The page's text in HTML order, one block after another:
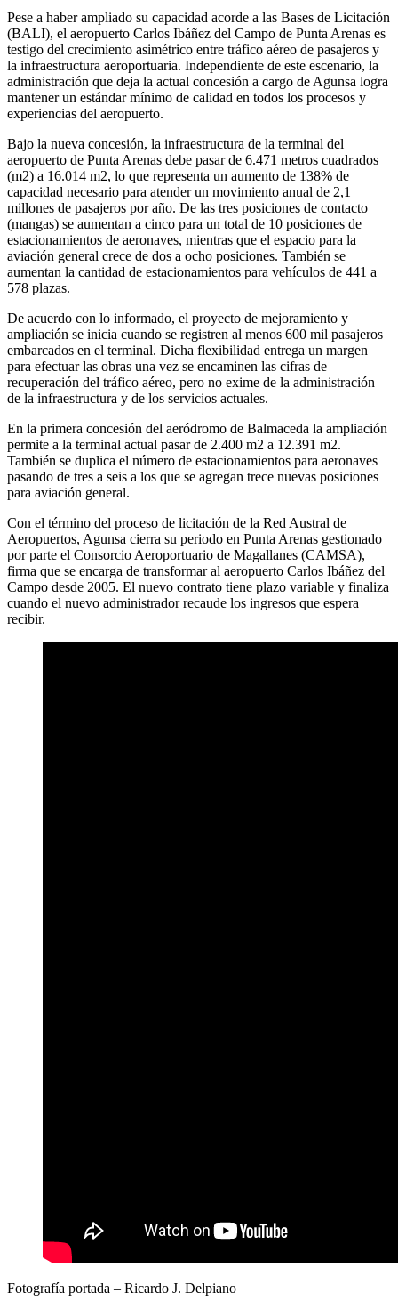
Pese a haber ampliado su capacidad acorde a las Bases de Licitación
(BALI), el aeropuerto Carlos Ibáñez del Campo de Punta Arenas es
testigo del crecimiento asimétrico entre tráfico aéreo de pasajeros y
la infraestructura aeroportuaria. Independiente de este escenario, la
administración que deja la actual concesión a cargo de Agunsa logra
mantener un estándar mínimo de calidad en todos los procesos y
experiencias del aeropuerto.
Bajo la nueva concesión, la infraestructura de la terminal del
aeropuerto de Punta Arenas debe pasar de 6.471 metros cuadrados
(m2) a 16.014 m2, lo que representa un aumento de 138% de
capacidad necesario para atender un movimiento anual de 2,1
millones de pasajeros por año. De las tres posiciones de contacto
(mangas) se aumentan a cinco para un total de 10 posiciones de
estacionamientos de aeronaves, mientras que el espacio para la
aviación general crece de dos a ocho posiciones. También se
aumentan la cantidad de estacionamientos para vehículos de 441 a
578 plazas.
De acuerdo con lo informado, el proyecto de mejoramiento y
ampliación se inicia cuando se registren al menos 600 mil pasajeros
embarcados en el terminal. Dicha flexibilidad entrega un margen
para efectuar las obras una vez se encaminen las cifras de
recuperación del tráfico aéreo, pero no exime de la administración
de la infraestructura y de los servicios actuales.
En la primera concesión del aeródromo de Balmaceda la ampliación
permite a la terminal actual pasar de 2.400 m2 a 12.391 m2.
También se duplica el número de estacionamientos para aeronaves
pasando de tres a seis a los que se agregan trece nuevas posiciones
para aviación general.
Con el término del proceso de licitación de la Red Austral de
Aeropuertos, Agunsa cierra su periodo en Punta Arenas gestionado
por parte el Consorcio Aeroportuario de Magallanes (CAMSA),
firma que se encarga de transformar al aeropuerto Carlos Ibáñez del
Campo desde 2005. El nuevo contrato tiene plazo variable y finaliza
cuando el nuevo administrador recaude los ingresos que espera
recibir.
Fotografía portada – Ricardo J. Delpiano